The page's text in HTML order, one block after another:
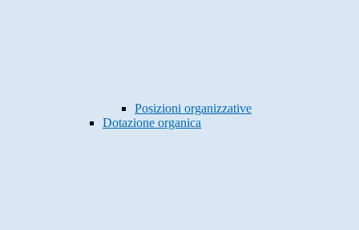
Posizioni organizzative
Dotazione organica